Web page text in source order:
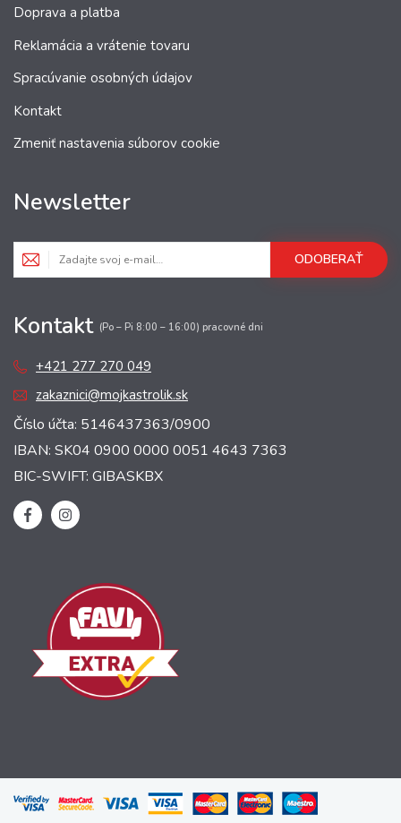
Doprava a platba
Reklamácia a vrátenie tovaru
Spracúvanie osobných údajov
Kontakt
Zmeniť nastavenia súborov cookie
Newsletter
ODOBERAŤ
Kontakt (Po – Pi 8:00 – 16:00) pracovné dni
+421 277 270 049
zakaznici@mojkastrolik.sk
Číslo účta: 5146437363/0900
IBAN: SK04 0900 0000 0051 4643 7363
BIC-SWIFT: GIBASKBX